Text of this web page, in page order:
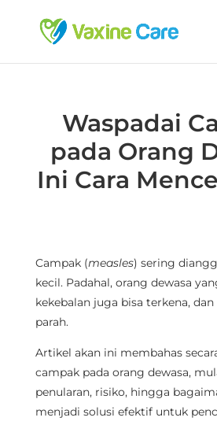
Waspadai
pada Orang
Ini Cara
Campak (measles) sering
kecil. Padahal, orang dewasa
kekebalan juga bisa terkena,
parah.
Artikel akan ini membahas
campak pada orang dewasa,
penularan, risiko, hingga
menjadi solusi efektif untuk